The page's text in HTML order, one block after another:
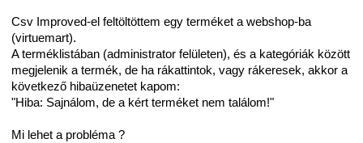
Csv Improved-el feltöltöttem egy terméket a webshop-ba
(virtuemart).
A terméklistában (administrator felületen), és a kategóriák között
megjelenik a termék, de ha rákattintok, vagy rákeresek, akkor a
következő hibaüzenetet kapom:
"Hiba: Sajnálom, de a kért terméket nem találom!"
Mi lehet a probléma ?